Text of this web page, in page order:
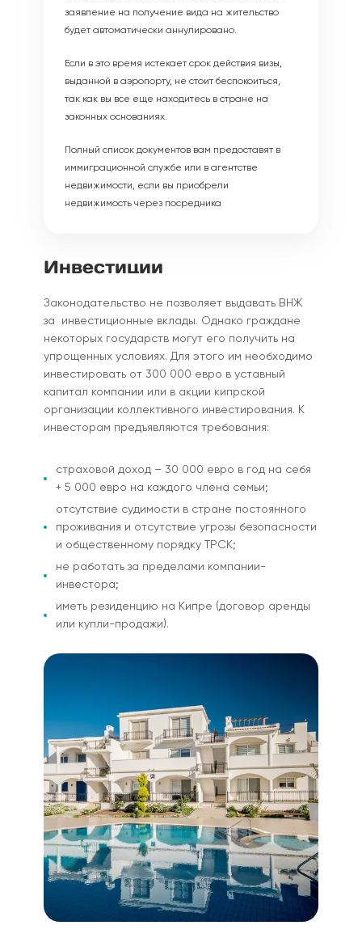
заявление на получение вида на жительство
будет автоматически аннулировано.
Если в это время истекает срок действия визы,
выданной в аэропорту, не стоит беспокоиться,
так как вы все еще находитесь в стране на
законных основаниях.
Полный список документов вам предоставят в
иммиграционной службе или в агентстве
недвижимости, если вы приобрели
недвижимость через посредника
Инвестиции
Законодательство не позволяет выдавать ВНЖ
за инвестиционные вклады. Однако граждане
некоторых государств могут его получить на
упрощенных условиях. Для этого им необходимо
инвестировать от 300 000 евро в уставный
капитал компании или в акции кипрской
организации коллективного инвестирования. К
инвесторам предъявляются требования:
страховой доход – 30 000 евро в год на себя
+ 5 000 евро на каждого члена семьи;
отсутствие судимости в стране постоянного
проживания и отсутствие угрозы безопасности
и общественному порядку ТРСК;
не работать за пределами компании-
инвестора;
иметь резиденцию на Кипре (договор аренды
или купли-продажи).